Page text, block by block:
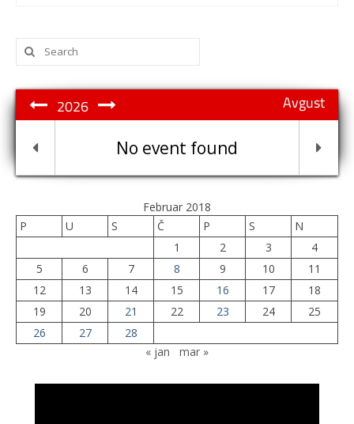
Search
for:
Avgust
2026
No event found
Februar 2018
P
U S Č P S
N
1
2 3
4
5
6 7 8 9 10
11
12
13 14 15 16 17
18
19
20 21 22 23 24
25
26
27
28
« jan
mar »